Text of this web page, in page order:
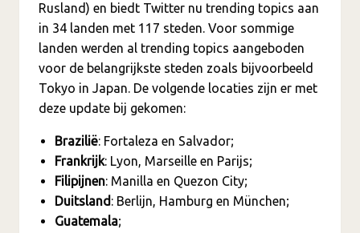
Rusland) en biedt Twitter nu trending topics aan
in 34 landen met 117 steden. Voor sommige
landen werden al trending topics aangeboden
voor de belangrijkste steden zoals bijvoorbeeld
Tokyo in Japan. De volgende locaties zijn er met
deze update bij gekomen:
Brazilië: Fortaleza en Salvador;
Frankrijk: Lyon, Marseille en Parijs;
Filipijnen: Manilla en Quezon City;
Duitsland: Berlijn, Hamburg en München;
Guatemala;